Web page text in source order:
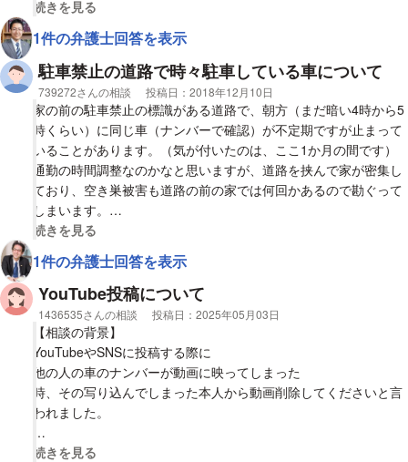
その車は特別仕様でもなく、よく出回っているようなベンツで、
ナンバーがない状態では本人以外は誰の車か特定できないと思い
ますが、その著名人の方が怒っていると会社の社長に連絡があっ
たそうです。
【質問1】
他人の車を許可なく勝手に撮影した友人と無断でSNSにアップし
た友人の彼女は何か罪に問われたりしますか？
視覚的に省略された相談全文の
続きを見る
1件の弁護士回答を表示
駐車禁止の道路で時々駐車している車について
相談者
739272さんの相談 投稿日： 2018年12月10日
家の前の駐車禁止の標識がある道路で、朝方（まだ暗い4時から5
時くらい）に同じ車（ナンバーで確認）が不定期ですが止まって
いることがあります。（気が付いたのは、ここ1か月の間です）
通勤の時間調整なのかなと思いますが、道路を挟んで家が密集し
ており、空き巣被害も道路の前の家では何回かあるので勘ぐって
しまいます。
のは違法ですか？
警察には言ってませんが、相談するときに何か証拠？があるほう
が口頭よりいいのかと思い、こちらに相談しました。（ナンバー
と大体の車色、メーカーはメモしました）
また、その場で通報しようと思いましたが、先にも述べたように
単なる通勤の時間調整とか休憩とかなら駐車禁止とはいえ躊躇い
ます。ですので、写真とかビデオだけでもと思いましたが、どう
視覚的に省略された相談全文の
続きを見る
1件の弁護士回答を表示
YouTube投稿について
相談者
1436535さんの相談 投稿日： 2025年05月03日
【相談の背景】
YouTubeやSNSに投稿する際に
他の人の車のナンバーが動画に映ってしまった
時、その写り込んでしまった本人から動画削除してくださいと言
われました。
【質問1】
視覚的に省略された相談全文の
続きを見る